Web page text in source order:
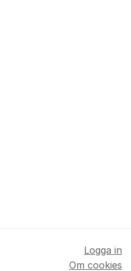
Logga in
Om cookies